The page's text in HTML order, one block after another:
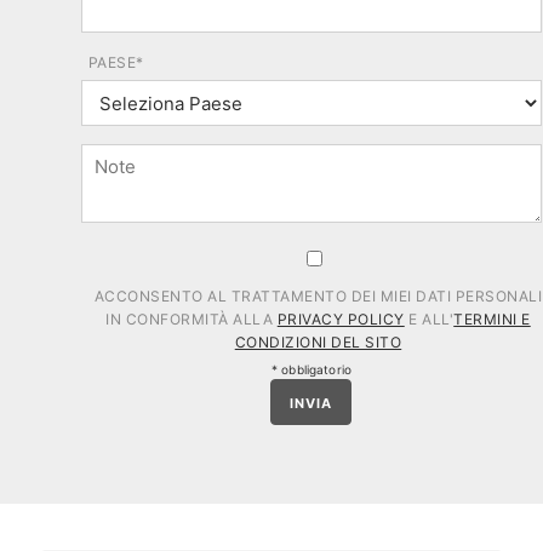
PAESE*
ACCONSENTO AL TRATTAMENTO DEI MIEI DATI PERSONALI
IN CONFORMITÀ ALLA PRIVACY POLICY E ALL'TERMINI E
CONDIZIONI DEL SITO
* obbligatorio
INVIA